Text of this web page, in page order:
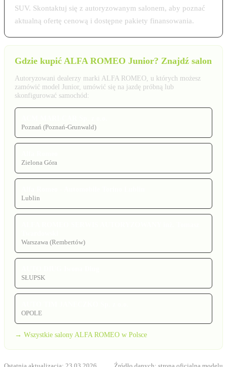
SUV. Skontaktuj się z autoryzowanym salonem, aby poznać
aktualną ofertę cenową i dostępne pakiety finansowania.
Gdzie kupić ALFA ROMEO Junior? Znajdź salon
Autoryzowani dealerzy marki ALFA ROMEO, u których możesz
zamówić model Junior, umówić się na jazdę próbną lub
skonfigurować samochód:
Poznań (Poznań-Grunwald)
Zielona Góra
Lublin
Warszawa (Rembertów)
SŁUPSK
OPOLE
→ Wszystkie salony ALFA ROMEO w Polsce